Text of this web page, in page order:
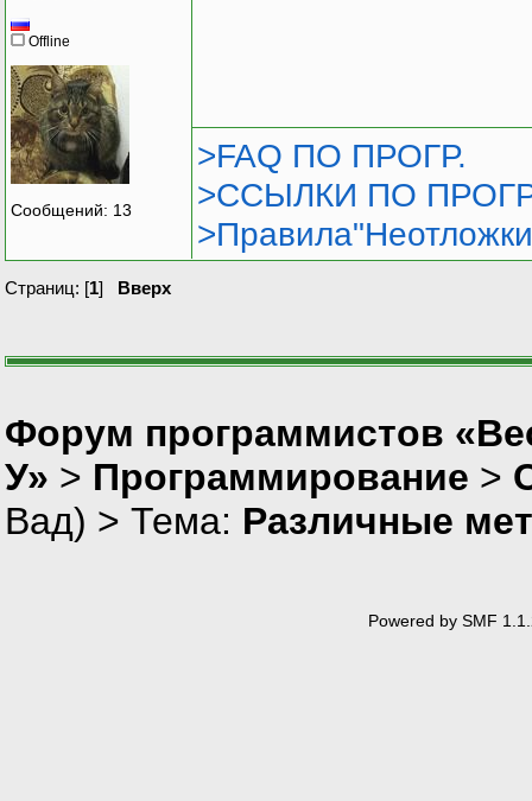
Offline
Сообщений: 13
>FAQ ПО ПРОГР.
>ССЫЛКИ ПО
Страниц: [1] Вверх
Форум программистов
У» > Программирование >
Вад) > Тема: Различные
Powered by SMF